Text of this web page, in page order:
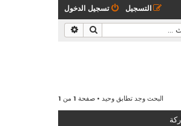
تسجيل الدخول التسجيل
بحث
البحث وجد تطابق وحيد • صفحة 1 من 1